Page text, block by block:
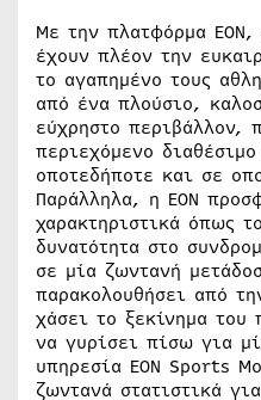
Με την πλατφόρμα
έχουν πλέον την
το αγαπημένο τους
από ένα πλούσιο,
εύχρηστο περιβάλλον,
περιεχόμενο
οποτεδήποτε και σε
Παράλληλα, η ΕΟΝ
χαρακτηριστικά όπως
δυνατότητα στο
σε μία ζωντανή
παρακολουθήσει από
χάσει το ξεκίνημα του
να γυρίσει πίσω για
υπηρεσία EON Sports
ζωντανά στατιστικά